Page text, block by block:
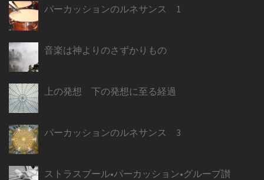
パーカッションのルネサンス 1
音楽は神よりのさずかりもの
上の発想 下の発想に至る経過
パーカッションのルネサンス 3
ストラスブール•パーカッション•グループ讃